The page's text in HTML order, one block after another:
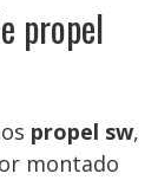
propel
propel sw,
montado